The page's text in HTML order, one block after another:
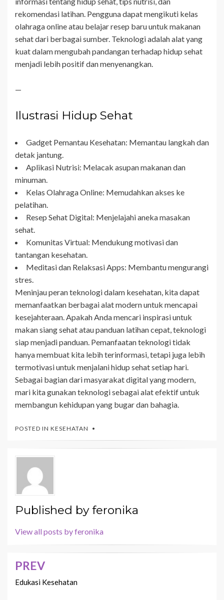
rekomendasi latihan. Pengguna dapat mengikuti kelas
olahraga online atau belajar resep baru untuk makanan
sehat dari berbagai sumber. Teknologi adalah alat yang
kuat dalam mengubah pandangan terhadap hidup sehat
menjadi lebih positif dan menyenangkan.
—
Ilustrasi Hidup Sehat
Gadget Pemantau Kesehatan: Memantau langkah dan
detak jantung.
Aplikasi Nutrisi: Melacak asupan makanan dan
minuman.
Kelas Olahraga Online: Memudahkan akses ke
pelatihan.
Resep Sehat Digital: Menjelajahi aneka masakan
sehat.
Komunitas Virtual: Mendukung motivasi dan
tantangan kesehatan.
Meditasi dan Relaksasi Apps: Membantu mengurangi
stres.
Meninjau peran teknologi dalam kesehatan, kita dapat
memanfaatkan berbagai alat modern untuk mencapai
kesejahteraan. Apakah Anda mencari inspirasi untuk
makan siang sehat atau panduan latihan cepat, teknologi
siap menjadi panduan. Pemanfaatan teknologi tidak
hanya membuat kita lebih terinformasi, tetapi juga lebih
termotivasi untuk menjalani hidup sehat setiap hari.
Sebagai bagian dari masyarakat digital yang modern,
mari kita gunakan teknologi sebagai alat efektif untuk
membangun kehidupan yang bugar dan bahagia.
POSTED IN KESEHATAN
Published byferonika
View all posts by feronika
Navigasi
pos
PREV
Edukasi Kesehatan